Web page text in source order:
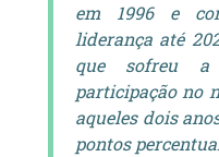
em 1996 e
liderança até
que sofreu a
participação no
aqueles dois
pontos